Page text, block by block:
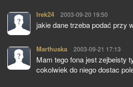
Irek24 pisze:
2003-09-20 19:50
jakie dane trzeba podać przy
Marthuska pisze:
2003-09-21 17:13
Mam tego fona jest zejbeisty
cokolwiek do niego dostac